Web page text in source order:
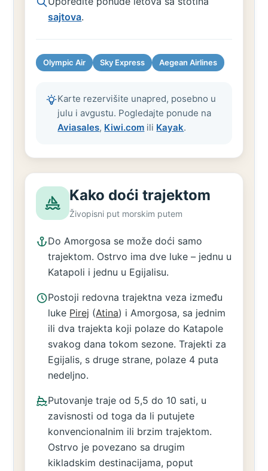
sajtova.
Olympic Air Sky Express Aegean Airlines
Karte rezervišite unapred, posebno u
julu i avgustu. Pogledajte ponude na
Aviasales, Kiwi.com ili Kayak.
Kako doći trajektom
Živopisni put morskim putem
Do Amorgosa se može doći samo
trajektom. Ostrvo ima dve luke – jednu u
Katapoli i jednu u Egijalisu.
Postoji redovna trajektna veza između
luke Pirej (Atina) i Amorgosa, sa jednim
ili dva trajekta koji polaze do Katapole
svakog dana tokom sezone. Trajekti za
Egijalis, s druge strane, polaze 4 puta
nedeljno.
Putovanje traje od 5,5 do 10 sati, u
zavisnosti od toga da li putujete
konvencionalnim ili brzim trajektom.
Ostrvo je povezano sa drugim
kikladskim destinacijama, poput